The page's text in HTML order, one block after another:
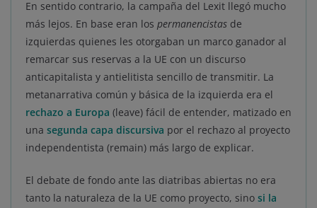
En sentido contrario, la campaña del Lexit llegó mucho
más lejos. En base eran los permanencistas de
izquierdas quienes les otorgaban un marco ganador al
remarcar sus reservas a la UE con un discurso
anticapitalista y antielitista sencillo de transmitir. La
metanarrativa común y básica de la izquierda era el
rechazo a Europa (leave) fácil de entender, matizado en
una segunda capa discursiva por el rechazo al proyecto
independentista (remain) más largo de explicar.
El debate de fondo ante las diatribas abiertas no era
tanto la naturaleza de la UE como proyecto, sino si la